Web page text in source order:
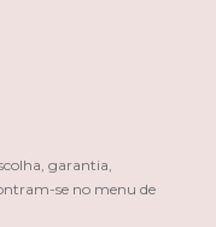
garantia,
se no menu de